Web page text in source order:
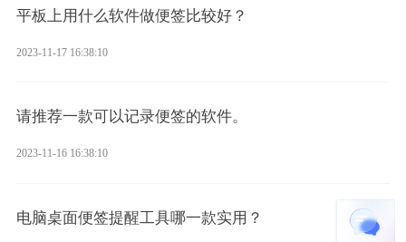
平板上用什么软件做便签比较好？
2023-11-17 16:38:10
请推荐一款可以记录便签的软件。
2023-11-16 16:38:10
电脑桌面便签提醒工具哪一款实用？